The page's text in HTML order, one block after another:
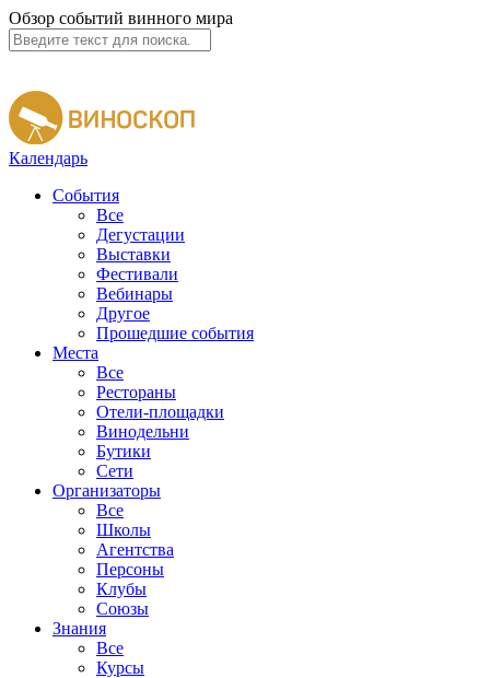
Обзор событий винного мира
Календарь
События
Все
Дегустации
Выставки
Фестивали
Вебинары
Другое
Прошедшие события
Места
Все
Рестораны
Отели-площадки
Винодельни
Бутики
Сети
Организаторы
Все
Школы
Агентства
Персоны
Клубы
Союзы
Знания
Все
Курсы